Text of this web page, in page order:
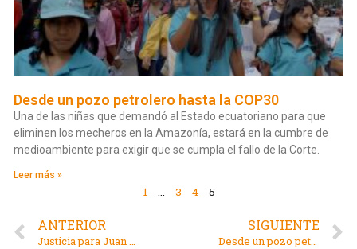
Desde un pozo petrolero hasta la COP30
Una de las niñas que demandó al Estado ecuatoriano para que
eliminen los mecheros en la Amazonía, estará en la cumbre de
medioambiente para exigir que se cumpla el fallo de la Corte.
Leer más »
1 … 3 4 5
ANTERIOR
Justicia para Juan es justicia para el medioambiente
SIGUIENTE
Desde un pozo petrolero hasta la COP30